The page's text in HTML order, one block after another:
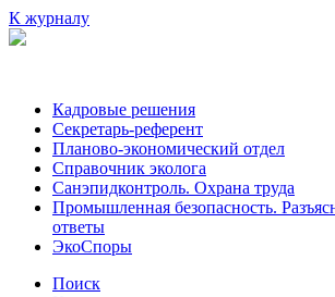
К журналу
Кадровые решения
Секретарь-референт
Планово-экономический отдел
Справочник эколога
Санэпидконтроль. Охрана труда
Промышленная безопасность.
ответы
ЭкоСпоры
Поиск